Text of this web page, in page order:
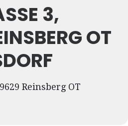
3,
OT
Reinsberg OT